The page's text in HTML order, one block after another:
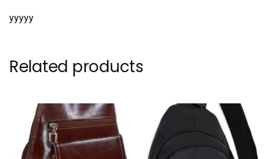
yyyyy
Related products